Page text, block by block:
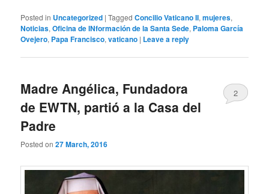
Posted in Uncategorized |Tagged Concilio Vaticano II,mujeres,
Noticias,Oficina de INformación de la Santa Sede, Paloma García
Ovejero, Papa Francisco,vaticano | Leave a reply
Madre Angélica, Fundadora
de EWTN, partió a la Casa del
Padre
Posted on27 March, 2016
2